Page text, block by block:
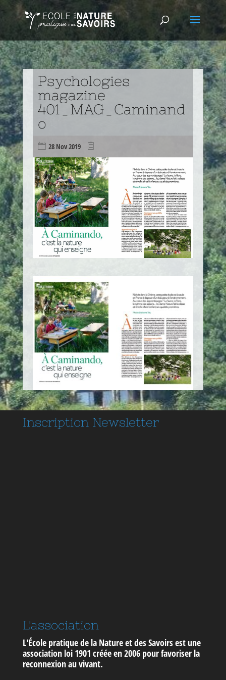
Psychologies
magazine
401_MAG_Caminand
o
28 Nov 2019
Inscription Newsletter
L'association
L'École pratique de la Nature et des Savoirs est une
association loi 1901 créée en 2006 pourfavoriser la
reconnexion au vivant.